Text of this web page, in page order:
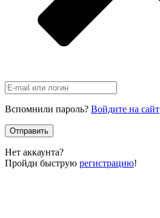
Вспомнили пароль? Войдите на сайт
Отправить
Нет аккаунта?
Пройди быструю регистрацию!